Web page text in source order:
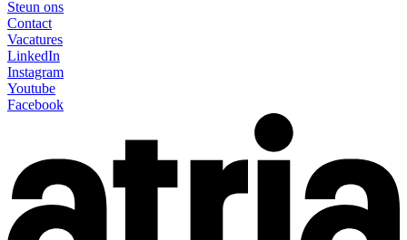
Steun ons
Contact
Vacatures
LinkedIn
Instagram
Youtube
Facebook